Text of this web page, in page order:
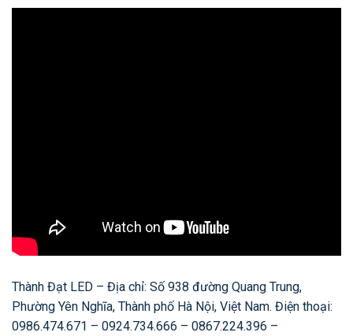
Thành Đạt LED – Địa chỉ: Số 938 đường Quang Trung,
Phường Yên Nghĩa, Thành phố Hà Nội, Việt Nam. Điện thoại:
0986.474.671 – 0924.734.666 – 0867.224.396 –